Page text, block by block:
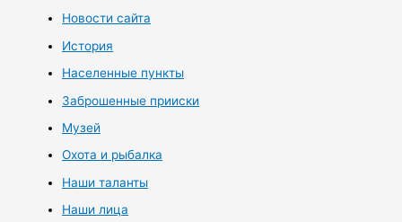
Новости сайта
История
Населенные пункты
Заброшенные прииски
Музей
Охота и рыбалка
Наши таланты
Наши лица